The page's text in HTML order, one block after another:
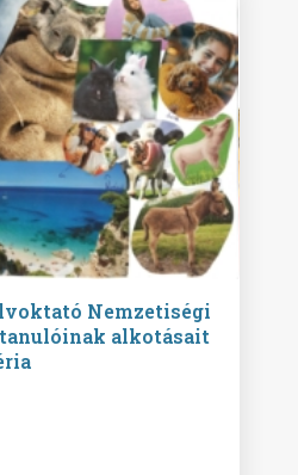
Nemzetiségi
alkotásait